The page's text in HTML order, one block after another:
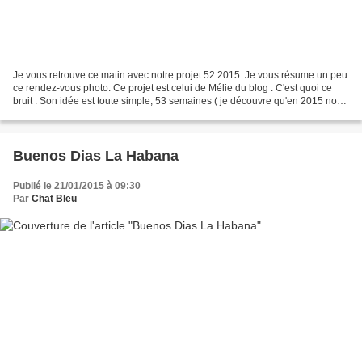
Je vous retrouve ce matin avec notre projet 52 2015. Je vous résume un peu
ce rendez-vous photo. Ce projet est celui de Mélie du blog : C'est quoi ce
bruit . Son idée est toute simple, 53 semaines ( je découvre qu'en 2015 nous
Buenos Dias La Habana
Publié le 21/01/2015 à 09:30
Par Chat Bleu